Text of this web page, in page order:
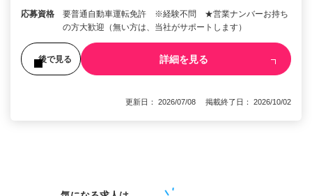
応募資格
要普通自動車運転免許 ※経験不問 ★営業ナンバーお持ち
の方大歓迎（無い方は、当社がサポートします）
後で見る 詳細を見る
更新日： 2026/07/08 掲載終了日： 2026/10/02